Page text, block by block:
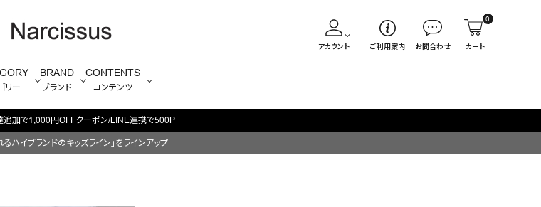
アカウント ご利用案内 お問合わせ
0
カート
リー
BRAND
ブランド
CONTENTS
コンテンツ
毎週火/金はオリジナル・木はブランド入荷販売日
るハイブランドのキッズライン」をラインアップ